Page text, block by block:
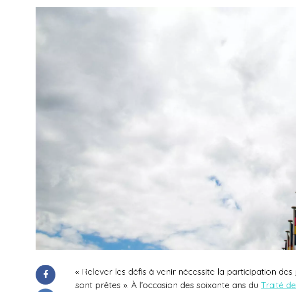
« Relever les défis à venir nécessite la participation des
sont prêtes ». À l’occasion des soixante ans du Traité